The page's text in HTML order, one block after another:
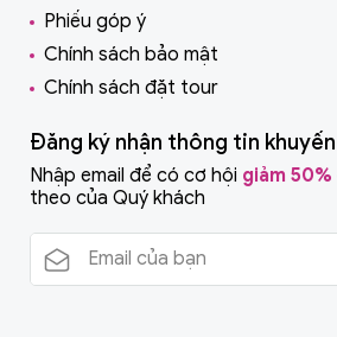
Phiếu góp ý
Chính sách bảo mật
Chính sách đặt tour
Đăng ký nhận thông tin
Nhập email để có cơ hội giảm 50%
theo của Quý khách